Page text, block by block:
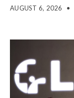
AUGUST 6, 2026 •